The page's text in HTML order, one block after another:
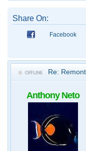
Share On:
Facebook
Re:
Anthony Neto